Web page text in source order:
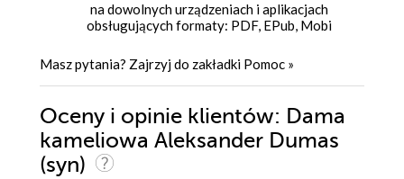
na dowolnych urządzeniach i aplikacjach
obsługujących formaty: PDF, EPub, Mobi
Masz pytania? Zajrzyj do zakładki Pomoc »
Oceny i opinie klientów: Dama
kameliowa Aleksander Dumas
(syn)